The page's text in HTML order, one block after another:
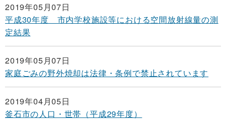
2019年05月07日
平成30年度 市内学校施設等における空間放射線量の測
定結果
2019年05月07日
家庭ごみの野外焼却は法律・条例で禁止されています
2019年04月05日
釜石市の人口・世帯（平成29年度）